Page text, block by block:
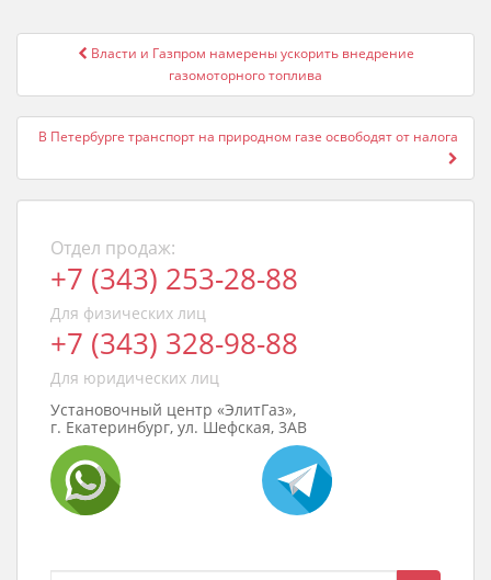
Власти и Газпром намерены ускорить внедрение
газомоторного топлива
В Петербурге транспорт на природном газе освободят от налога
Отдел продаж:
+7 (343) 253-28-88
Для физических лиц
+7 (343) 328-98-88
Для юридических лиц
Установочный центр «ЭлитГаз»,
г. Екатеринбург, ул. Шефская, 3АВ